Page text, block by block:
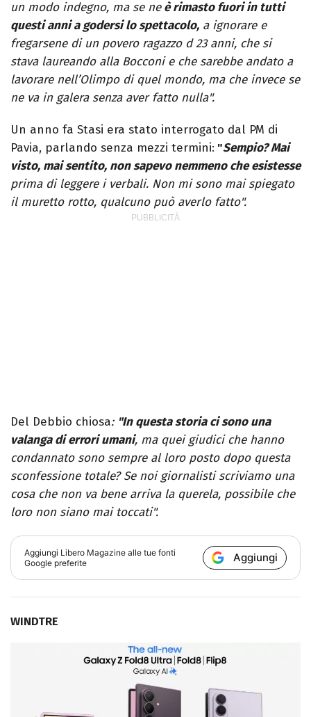
un modo indegno, ma se neè rimasto fuori in tutti
questi anni a godersi lo spettacolo, a ignorare e
fregarsene di un povero ragazzo d 23 anni, che si
stava laureando alla Bocconi e che sarebbe andato a
lavorare nell’Olimpo di quel mondo, ma che invece se
ne va in galera senza aver fatto nulla".
Un anno fa Stasi era stato interrogato dal PM di
Pavia, parlando senza mezzi termini: "Sempio? Mai
visto, mai sentito, non sapevo nemmeno che esistesse
prima di leggere i verbali. Non mi sono mai spiegato
il muretto rotto, qualcuno può averlo fatto".
Del Debbio chiosa: "In questa storia ci sono una
valanga di errori umani, ma quei giudici che hanno
condannato sono sempre al loro posto dopo questa
sconfessione totale? Se noi giornalisti scriviamo una
cosa che non va bene arriva la querela, possibile che
loro non siano mai toccati".
Aggiungi Libero Magazine alle tue fonti
Google preferite
Aggiungi
WINDTRE